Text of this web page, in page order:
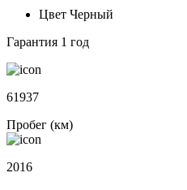
Цвет Черный
Гарантия 1 год
61937
Пробег (км)
2016